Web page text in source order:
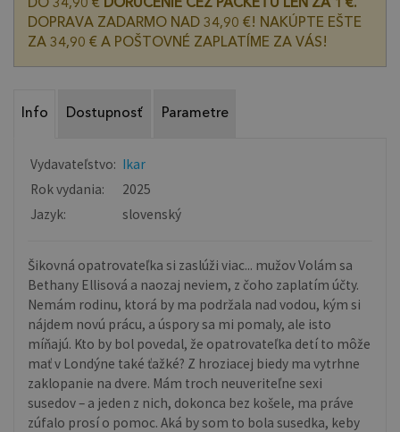
DO 34,90 € DORUČENIE CEZ PACKETU LEN ZA 1 €.
DOPRAVA ZADARMO NAD 34,90 €! NAKÚPTE EŠTE
ZA 34,90 € A POŠTOVNÉ ZAPLATÍME ZA VÁS!
Info Dostupnosť Parametre
Vydavateľstvo: Ikar
Rok vydania:
2025
Jazyk:
slovenský
Šikovná opatrovateľka si zaslúži viac... mužov Volám sa
Bethany Ellisová a naozaj neviem, z čoho zaplatím účty.
Nemám rodinu, ktorá by ma podržala nad vodou, kým si
nájdem novú prácu, a úspory sa mi pomaly, ale isto
míňajú. Kto by bol povedal, že opatrovateľka detí to môže
mať v Londýne také ťažké? Z hroziacej biedy ma vytrhne
zaklopanie na dvere. Mám troch neuveriteľne sexi
susedov – a jeden z nich, dokonca bez košele, ma práve
zúfalo prosí o pomoc. Aká by som to bola susedka, keby